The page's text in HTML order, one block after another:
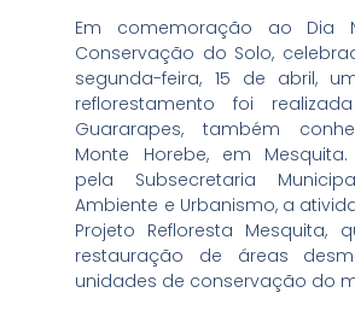
Em comemoração ao Dia
Conservação do Solo,
segunda-feira, 15 de abril,
reflorestamento foi
Guararapes, também
Monte Horebe, em
pela Subsecretaria
Ambiente e Urbanismo, a
Projeto Refloresta Mesquita,
restauração de áreas
unidades de conservação do